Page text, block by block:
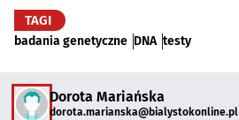
TAGI
badania genetyczne DNA testy
Dorota Mariańska
dorota.marianska@bialystokonline.pl